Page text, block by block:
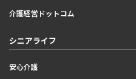
介護経営ドットコム
シニアライフ
安心介護